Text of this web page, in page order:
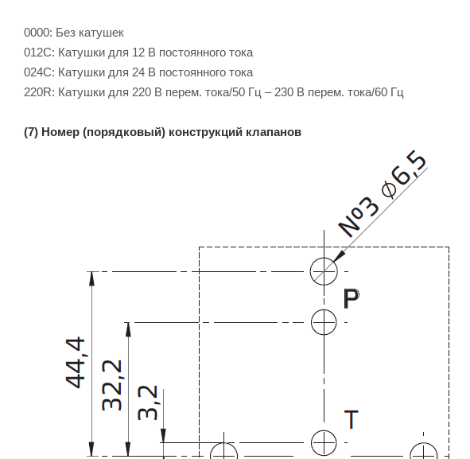
0000: Без катушек
012C: Катушки для 12 B постоянного тока
024C: Катушки для 24 B постоянного тока
220R: Катушки для 220 В перем. тока/50 Гц – 230 В перем. тока/60 Гц
(7) Номер (порядковый) конструкций клапанов